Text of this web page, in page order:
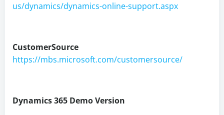
us/dynamics/dynamics-online-support.aspx
CustomerSource
https://mbs.microsoft.com/customersource/
Dynamics 365 Demo Version